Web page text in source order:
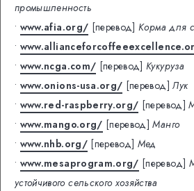
промышленность
• www.afia.org/ [перевод] Корма для
•
• www.ncga.com/ [перевод] Кукуруза
• www.onions-usa.org/ [перевод] Лук
• www.red-raspberry.org/ [перевод]
• www.mango.org/ [перевод] Манго
• www.nhb.org/ [перевод] Мед
• www.mesaprogram.org/ [перевод]
устойчивого сельского хозяйства